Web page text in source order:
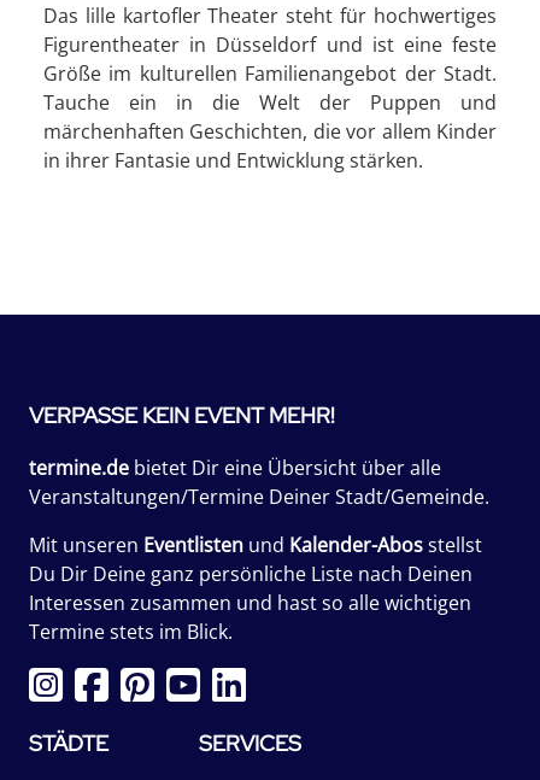
Das lille kartofler Theater steht für hochwertiges
Figurentheater in Düsseldorf und ist eine feste
Größe im kulturellen Familienangebot der Stadt.
Tauche ein in die Welt der Puppen und
märchenhaften Geschichten, die vor allem Kinder
in ihrer Fantasie und Entwicklung stärken.
VERPASSE KEIN EVENT MEHR!
termine.de bietet Dir eine Übersicht über alle
Veranstaltungen/Termine Deiner Stadt/Gemeinde.
Mit unseren Eventlisten und Kalender-Abosstellst
Du Dir Deine ganz persönliche Liste nach Deinen
Interessen zusammen und hast so alle wichtigen
Termine stets im Blick.
STÄDTE SERVICES